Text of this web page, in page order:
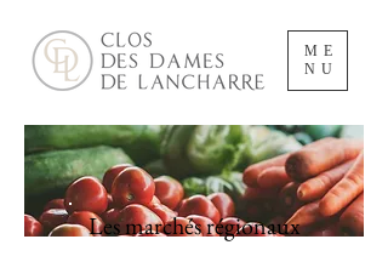
ME
NU
Les marchés régionaux